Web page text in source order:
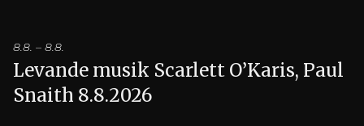
8.8. – 8.8.
Levande musik Scarlett O’Karis, Paul
Snaith 8.8.2026